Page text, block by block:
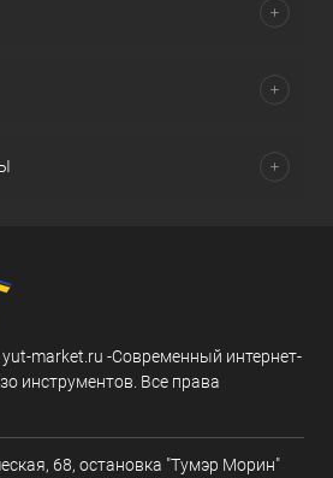
market.ru -Современный интернет-
инструментов. Все права
68, остановка "Тумэр Морин"